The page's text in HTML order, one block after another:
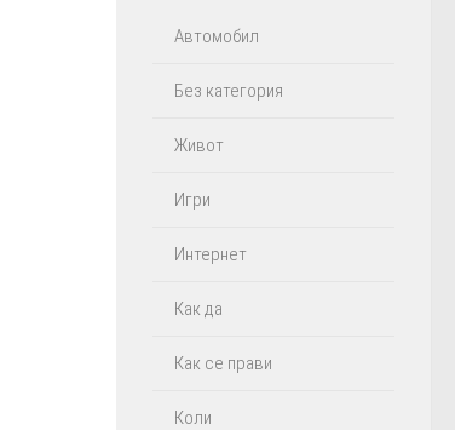
Автомобил
Без категория
Живот
Игри
Интернет
Как да
Как се прави
Коли